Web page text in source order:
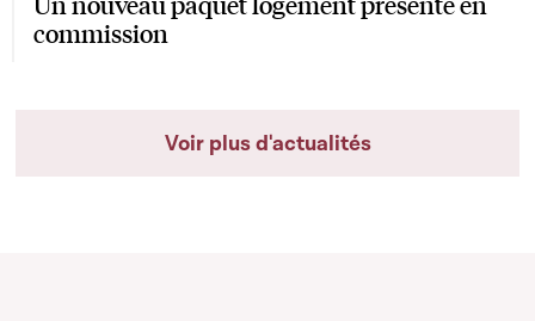
commission
Voir plus d'actualités